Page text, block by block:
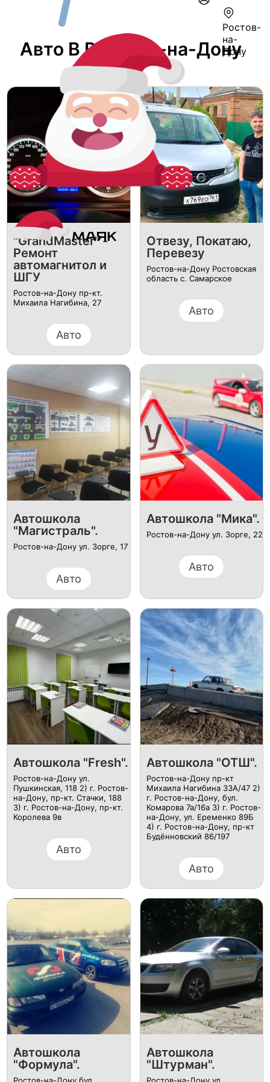
Ростов-
на-
Дону
Авто В Ростове-на-Дону
"GrandMaster" -
Ремонт
автомагнитол и
ШГУ
Ростов-на-Дону пр-кт.
Михаила Нагибина, 27
Авто
Отвезу, Покатаю,
Перевезу
Ростов-на-Дону Ростовская
область с. Самарское
Авто
Автошкола
"Магистраль".
Ростов-на-Дону ул. Зорге, 17
Авто
Автошкола "Мика".
Ростов-на-Дону ул. Зорге, 22
Авто
Автошкола "Fresh".
Ростов-на-Дону ул.
Пушкинская, 118 2) г. Ростов-
на-Дону, пр-кт. Стачки, 188
3) г. Ростов-на-Дону, пр-кт.
Королева 9в
Авто
Автошкола "ОТШ".
Ростов-на-Дону пр-кт
Михаила Нагибина 33А/47 2)
г. Ростов-на-Дону, бул.
Комарова 7а/16а 3) г. Ростов-
на-Дону, ул. Еременко 89Б
4) г. Ростов-на-Дону, пр-кт
Будённовский 86/197
Авто
Автошкола
"Формула".
Автошкола
"Штурман".